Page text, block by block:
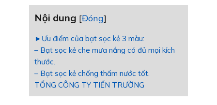
Nội dung [Đóng]
►Ưu điểm của bạt sọc kẻ 3 màu:
– Bạt sọc kẻ che mưa nắng có đủ mọi kích
thước.
– Bạt sọc kẻ chống thấm nước tốt.
TỔNG CÔNG TY TIẾN TRƯỜNG